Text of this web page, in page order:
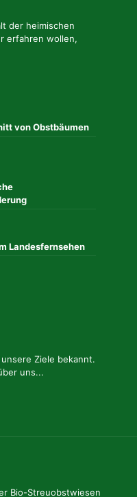
der heimischen
erfahren wollen,
von Obstbäumen
Landesfernsehen
Ziele bekannt.
uns...
Bio-Streuobstwiesen